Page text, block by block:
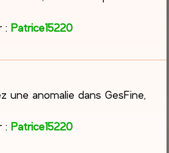
: Patrice15220
une anomalie dans GesFine,
: Patrice15220